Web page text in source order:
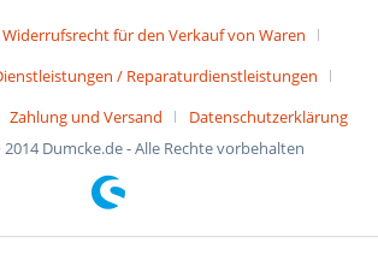
Widerrufsrecht für den Verkauf von Waren
/ Reparaturdienstleistungen
Zahlung und Versand
Datenschutzerklärung
Dumcke.de - Alle Rechte vorbehalten